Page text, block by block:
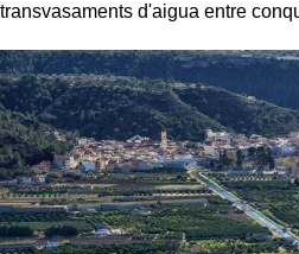
transvasaments d'aigua entre